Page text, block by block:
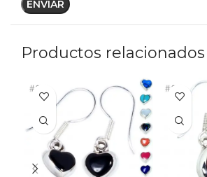
Productos relacionados